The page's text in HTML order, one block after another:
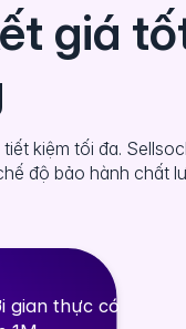
giá
kiệm tối đa.
độ bảo hành chất
gian thực có